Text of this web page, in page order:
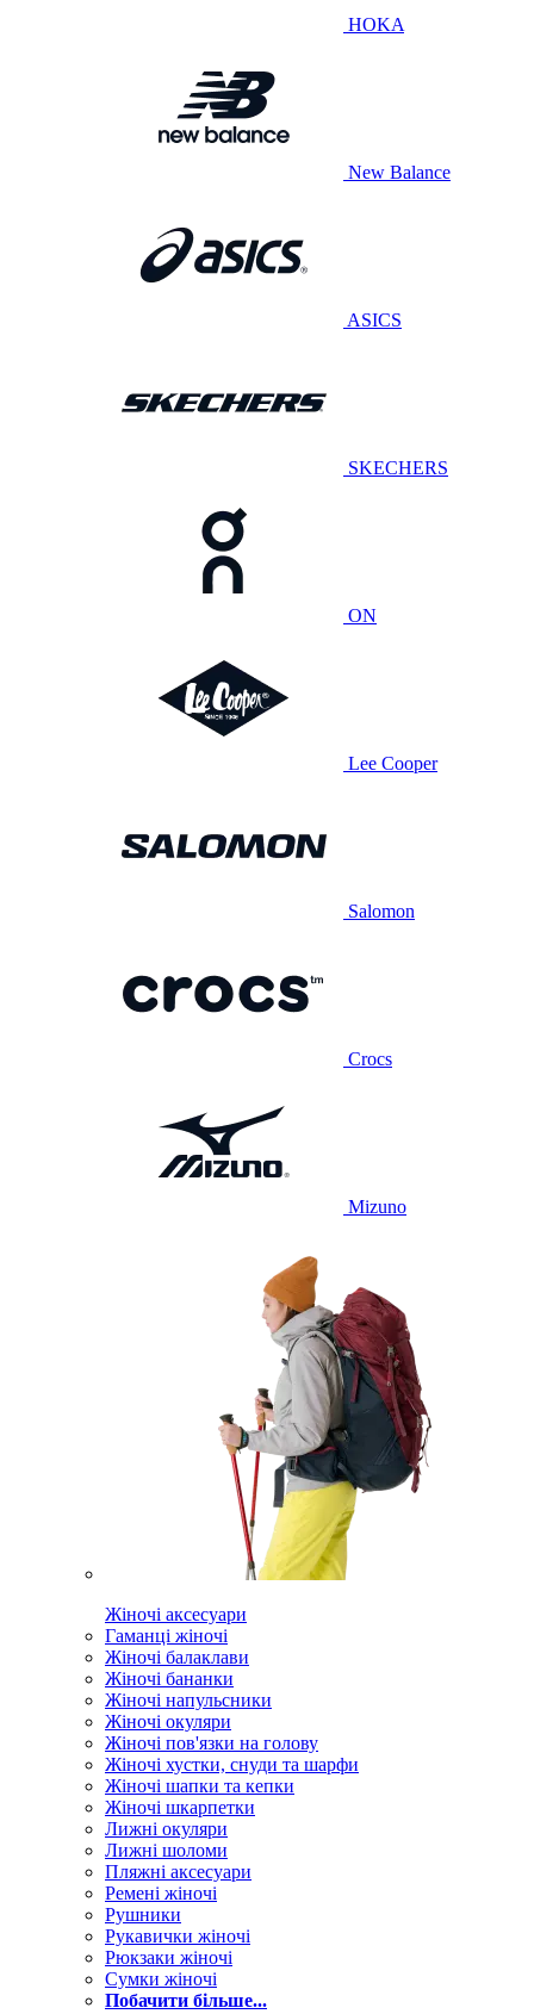
HOKA
New Balance
ASICS
SKECHERS
ON
Lee Cooper
Salomon
Crocs
Mizuno
Жіночі аксесуари
Гаманці жіночі
Жіночі балаклави
Жіночі бананки
Жіночі напульсники
Жіночі окуляри
Жіночі пов'язки на голову
Жіночі хустки, снуди та шарфи
Жіночі шапки та кепки
Жіночі шкарпетки
Лижні окуляри
Лижні шоломи
Пляжні аксесуари
Ремені жіночі
Рушники
Рукавички жіночі
Рюкзаки жіночі
Сумки жіночі
Побачити більше...